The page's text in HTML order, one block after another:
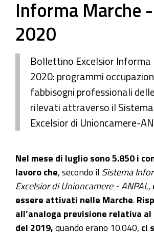
Informa Marche
2020
Bollettino Excelsior Informa
2020: programmi
fabbisogni professionali
rilevati attraverso il
Excelsior di Unioncamere-
Nel mese di luglio sono 5.850 i
lavoro che , secondo il Sistema
Excelsior di Unioncamere - ANPAL,
essere attivati nelle Marche
all’analoga previsione relativa al
del 2019, quando erano 10.040, ci